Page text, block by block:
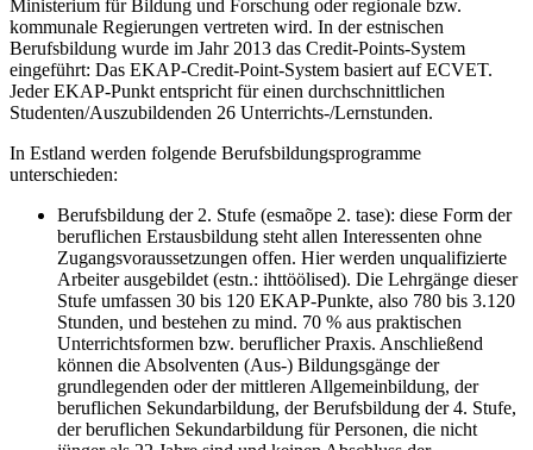
Ministerium für Bildung und Forschung oder regionale bzw.
kommunale Regierungen vertreten wird. In der estnischen
Berufsbildung wurde im Jahr 2013 das Credit-Points-System
eingeführt: Das EKAP-Credit-Point-System basiert auf ECVET.
Jeder EKAP-Punkt entspricht für einen durchschnittlichen
Studenten/Auszubildenden 26 Unterrichts-/Lernstunden.
In Estland werden folgende Berufsbildungsprogramme
unterschieden:
Berufsbildung der 2. Stufe (esmaõpe 2. tase): diese Form der
beruflichen Erstausbildung steht allen Interessenten ohne
Zugangsvoraussetzungen offen. Hier werden unqualifizierte
Arbeiter ausgebildet (estn.: ihttöölised). Die Lehrgänge dieser
Stufe umfassen 30 bis 120 EKAP-Punkte, also 780 bis 3.120
Stunden, und bestehen zu mind. 70 % aus praktischen
Unterrichtsformen bzw. beruflicher Praxis. Anschließend
können die Absolventen (Aus-) Bildungsgänge der
grundlegenden oder der mittleren Allgemeinbildung, der
beruflichen Sekundarbildung, der Berufsbildung der 4. Stufe,
der beruflichen Sekundarbildung für Personen, die nicht